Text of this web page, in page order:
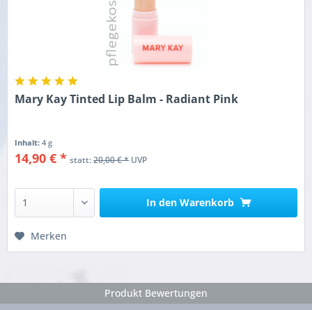
Mary Kay Tinted Lip Balm - Radiant Pink
Inhalt:4 g
14,90 € * statt:20,00 € *UVP
In den Warenkorb
Merken
Produkt Bewertungen